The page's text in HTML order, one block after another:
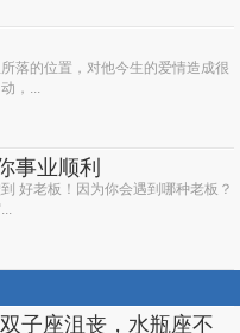
落的位置，对他今生的爱情造成很
，...
事业顺利
好老板！因为你会遇到哪种老板？
子座沮丧，水瓶座不